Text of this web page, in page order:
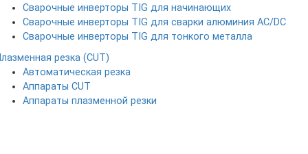
Сварочные инверторы TIG для начинающих
Сварочные инверторы TIG для сварки алюминия AC/DC
Сварочные инверторы TIG для тонкого металла
резка (CUT)
Автоматическая резка
Аппараты CUT
Аппараты плазменной резки